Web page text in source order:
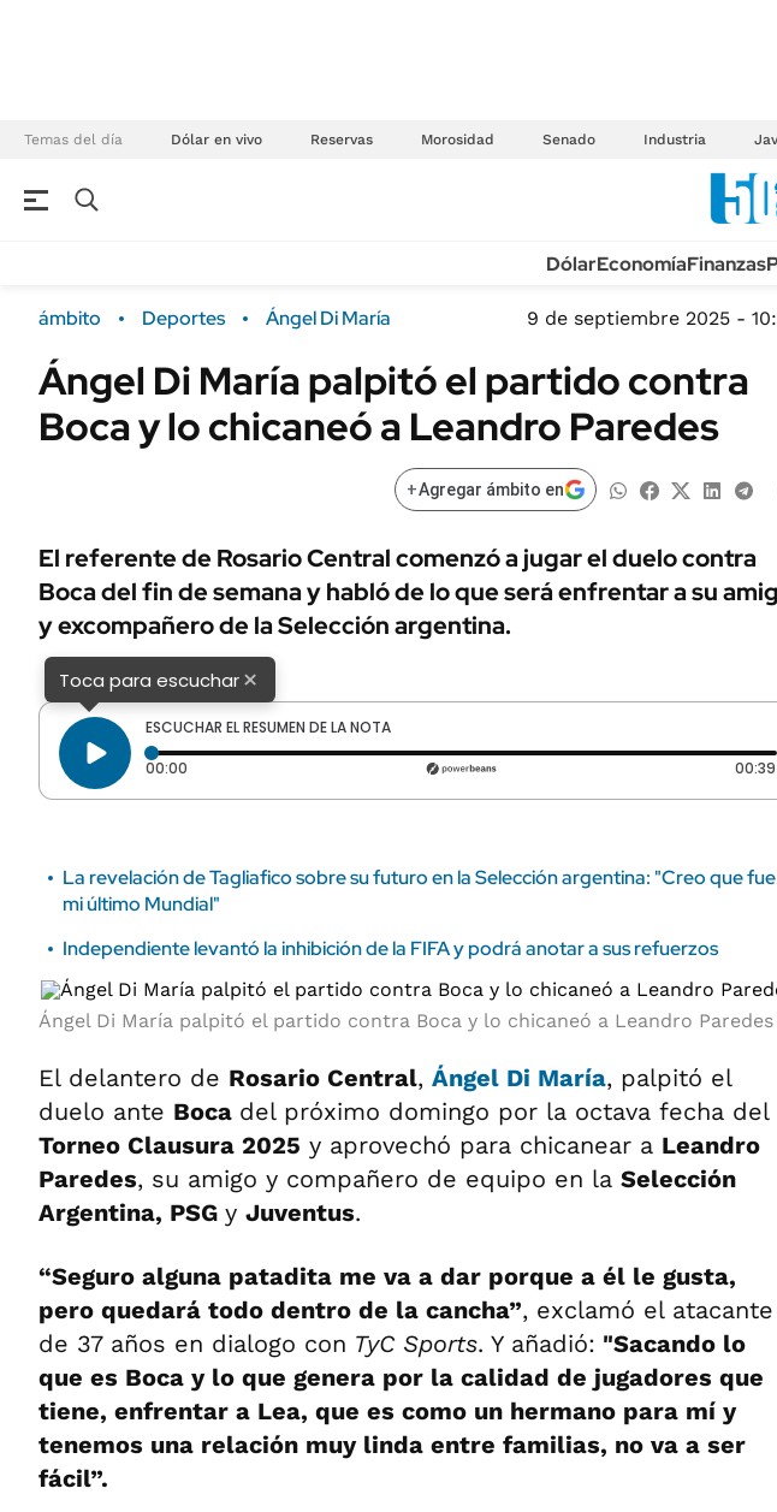
Temas del día Dólar en vivo Reservas Morosidad Senado Industria
Campo
FINANZAS
ÁMBITO DEBATE
MEDIAKIT AMBITO DEBATE
Sustentabilidad
Seguros
POLÍTICA
URUGUAY
TECNOLOGÍA
MÉXICO
MUNDO
INFORMACIÓN
LIFESTYLE
AUTOS
DólarEconomíaFinanzas
ámbito Deportes Ángel Di María 9 de septiembre 2025 -
Ángel Di María palpitó el partido contra
Boca y lo chicaneó a Leandro Paredes
+Agregar ámbito en
El referente de Rosario Central comenzó a jugar el duelo contra
Boca del fin de semana y habló de lo que será enfrentar a su
y excompañero de la Selección argentina.
Toca para escuchar×
ESCUCHAR EL RESUMEN DE LA NOTA
00:00 Tiempo transcurrido: 0 segundos 00:39
La revelación de Tagliafico sobre su futuro en la Selección argentina: "Creo que fue
mi último Mundial"
Independiente levantó la inhibición de la FIFA y podrá anotar a sus refuerzos
Ángel Di María palpitó el partido contra Boca y lo chicaneó a Leandro Paredes
El delantero de Rosario Central, Ángel Di María, palpitó el
duelo ante Boca del próximo domingo por la octava fecha del
Torneo Clausura 2025 y aprovechó para chicanear a Leandro
Paredes, su amigo y compañero de equipo en la Selección
Argentina, PSG y Juventus.
“Seguro alguna patadita me va a dar porque a él le gusta,
pero quedará todo dentro de la cancha”, exclamó el atacante
de 37 años en dialogo con TyC Sports. Y añadió: "Sacando lo
que es Boca y lo que genera por la calidad de jugadores que
tiene, enfrentar a Lea, que es como un hermano para mí y
tenemos una relación muy linda entre familias, no va a ser
fácil”.